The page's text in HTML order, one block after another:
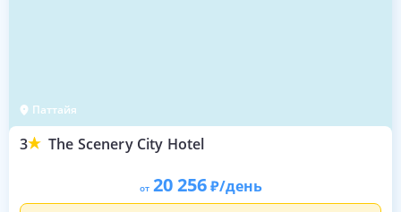
Паттайя
3 The Scenery City Hotel
от 20 256 /день